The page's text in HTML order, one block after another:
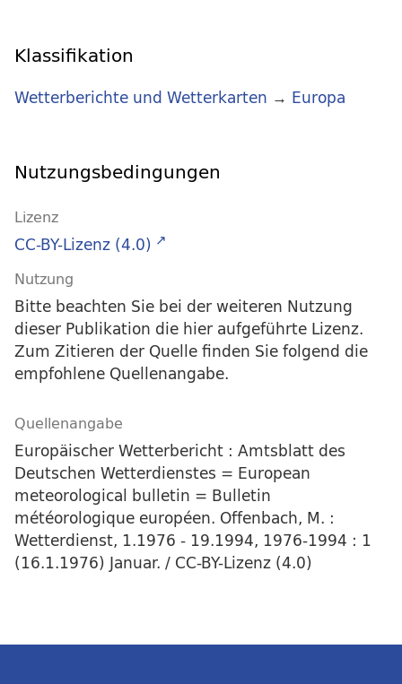
Klassifikation
Wetterberichte und Wetterkarten → Europa
Nutzungsbedingungen
Lizenz
CC-BY-Lizenz (4.0)
Nutzung
Bitte beachten Sie bei der weiteren Nutzung
dieser Publikation die hier aufgeführte Lizenz.
Zum Zitieren der Quelle finden Sie folgend die
empfohlene Quellenangabe.
Quellenangabe
Europäischer Wetterbericht : Amtsblatt des
Deutschen Wetterdienstes = European
meteorological bulletin = Bulletin
météorologique européen. Offenbach, M. :
Wetterdienst, 1.1976 - 19.1994, 1976-1994 : 1
(16.1.1976) Januar. / CC-BY-Lizenz (4.0)